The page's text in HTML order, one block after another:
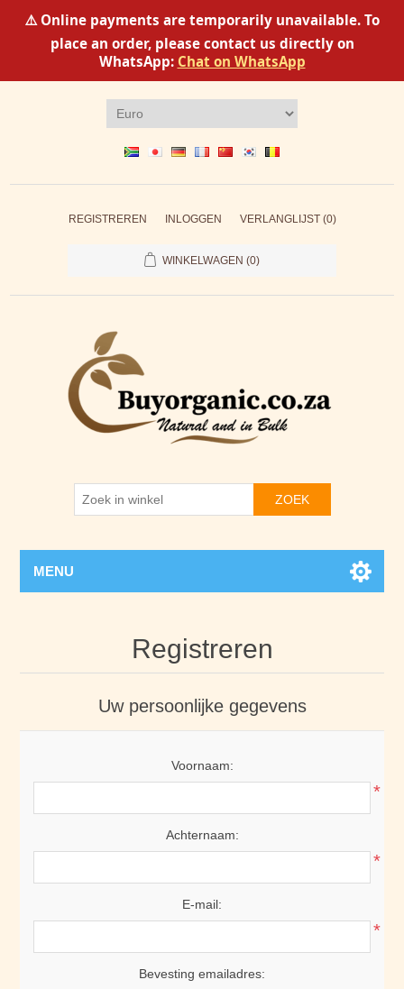
⚠️ Online payments are temporarily unavailable. To
place an order, please contact us directly on
WhatsApp: Chat on WhatsApp
REGISTREREN INLOGGEN VERLANGLIJST (0)
WINKELWAGEN (0)
ZOEK
MENU
Registreren
Uw persoonlijke gegevens
Voornaam:
*
Achternaam:
*
E-mail:
*
Bevesting emailadres: